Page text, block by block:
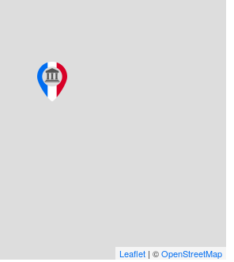
Leaflet | ©OpenStreetMap